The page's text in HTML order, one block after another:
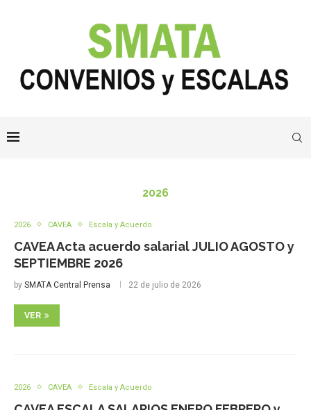
2026
2026 CAVEA Escala y Acuerdo
CAVEA Acta acuerdo salarial JULIO AGOSTO y
SEPTIEMBRE 2026
by SMATA Central Prensa 22 de julio de 2026
VER
2026 CAVEA Escala y Acuerdo